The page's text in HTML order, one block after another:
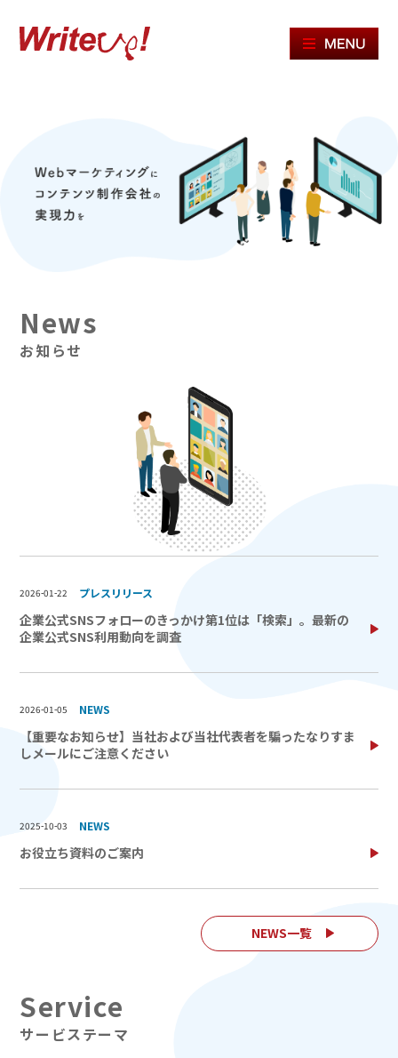
お知らせ
2026-01-22 プレスリリース
企業公式SNSフォローのきっかけ第1位は「検索」。最新の
企業公式SNS利用動向を調査
2026-01-05 NEWS
【重要なお知らせ】当社および当社代表者を騙ったなりすま
しメールにご注意ください
2025-10-03 NEWS
お役立ち資料のご案内
NEWS一覧
サービステーマ